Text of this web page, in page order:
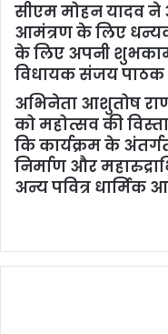
सीएम मोहन यादव
आमंत्रण के लिए
के लिए अपनी
विधायक संजय पाठक
अभिनेता आशुतोष
को महोत्सव की
कि कार्यक्रम के
निर्माण और
अन्य पवित्र धार्मिक